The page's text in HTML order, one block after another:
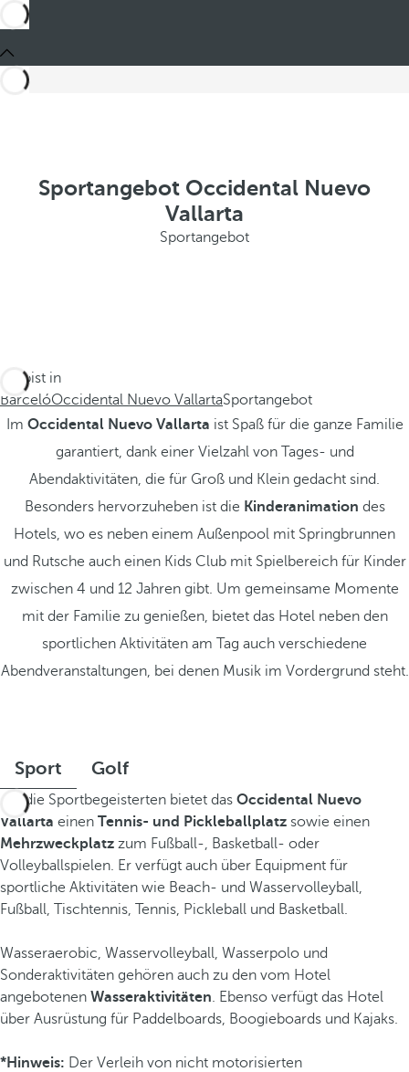
Sportangebot Occidental Nuevo
Vallarta
Sportangebot
Du bist in
BarcelóOccidental Nuevo VallartaSportangebot
Im Occidental Nuevo Vallarta ist Spaß für die ganze Familie
garantiert, dank einer Vielzahl von Tages- und
Abendaktivitäten, die für Groß und Klein gedacht sind.
Besonders hervorzuheben ist die Kinderanimation des
Hotels, wo es neben einem Außenpool mit Springbrunnen
und Rutsche auch einen Kids Club mit Spielbereich für Kinder
zwischen 4 und 12 Jahren gibt. Um gemeinsame Momente
mit der Familie zu genießen, bietet das Hotel neben den
sportlichen Aktivitäten am Tag auch verschiedene
Abendveranstaltungen, bei denen Musik im Vordergrund steht.
Sport Golf
Für die Sportbegeisterten bietet das Occidental Nuevo
Vallarta einen Tennis- und Pickleballplatz sowie einen
Mehrzweckplatz zum Fußball-, Basketball- oder
Volleyballspielen. Er verfügt auch über Equipment für
sportliche Aktivitäten wie Beach- und Wasservolleyball,
Fußball, Tischtennis, Tennis, Pickleball und Basketball.
Wasseraerobic, Wasservolleyball, Wasserpolo und
Sonderaktivitäten gehören auch zu den vom Hotel
angebotenen Wasseraktivitäten. Ebenso verfügt das Hotel
über Ausrüstung für Paddelboards, Boogieboards und Kajaks.
*Hinweis: Der Verleih von nicht motorisierten